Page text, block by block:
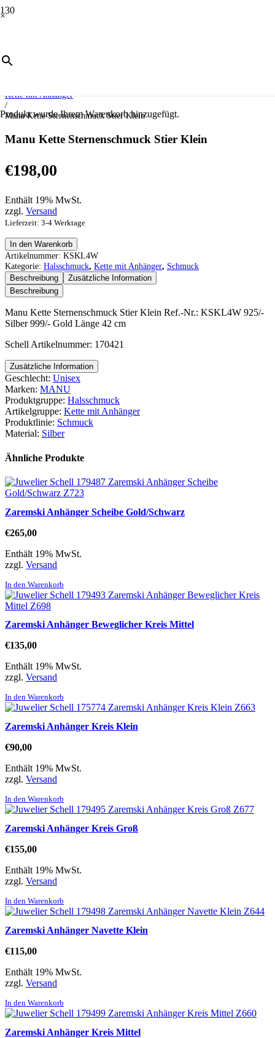
×
Produktwurde Ihrem Warenkorb hinzugefügt.
/
Kette mit Anhänger
/
Manu Kette Sternenschmuck Stier Klein
Manu Kette Sternenschmuck Stier Klein
€198,00
Enthält 19% MwSt.
zzgl. Versand
Lieferzeit: 3-4 Werktage
Manu
Kette
Sternenschmuck
Stier
Klein
Menge
In den Warenkorb
Artikelnummer: KSKL4W
Kategorie: Halsschmuck, Kette mit Anhänger, Schmuck
Beschreibung
Zusätzliche Information
Beschreibung
Manu Kette Sternenschmuck Stier Klein Ref.-Nr.: KSKL4W 925/-
Silber 999/- Gold Länge 42 cm
Schell Artikelnummer: 170421
Zusätzliche Information
Geschlecht: Unisex
Marken: MANU
Produktgruppe: Halsschmuck
Artikelgruppe: Kette mit Anhänger
Produktlinie: Schmuck
Material: Silber
Ähnliche Produkte
Zaremski Anhänger Scheibe Gold/Schwarz
€265,00
Enthält 19% MwSt.
zzgl. Versand
In den Warenkorb
Zaremski Anhänger Beweglicher Kreis Mittel
€135,00
Enthält 19% MwSt.
zzgl. Versand
In den Warenkorb
Zaremski Anhänger Kreis Klein
€90,00
Enthält 19% MwSt.
zzgl. Versand
In den Warenkorb
Zaremski Anhänger Kreis Groß
€155,00
Enthält 19% MwSt.
zzgl. Versand
In den Warenkorb
Zaremski Anhänger Navette Klein
€115,00
Enthält 19% MwSt.
zzgl. Versand
In den Warenkorb
Zaremski Anhänger Kreis Mittel